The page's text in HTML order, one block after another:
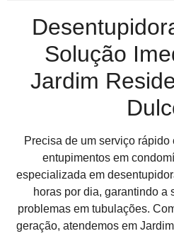
Solução
Jardim
Precisa de um serviço
entupimentos em
especializada em
horas por dia, garantindo a
problemas em tubulações.
geração, atendemos em